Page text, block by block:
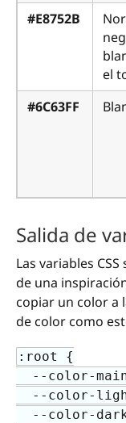
#E8752B
el
#6C63FF
Salida de
Las variables
de una
copiar un color a
de color como
:root {
--color-
--color-
--color-